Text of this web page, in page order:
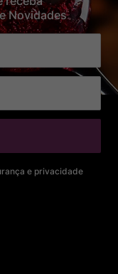
Novidades
e privacidade